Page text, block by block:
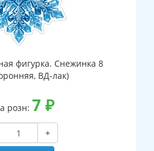
фигурка. Снежинка 8
ВД-лак)
розн: 7 ₽
+